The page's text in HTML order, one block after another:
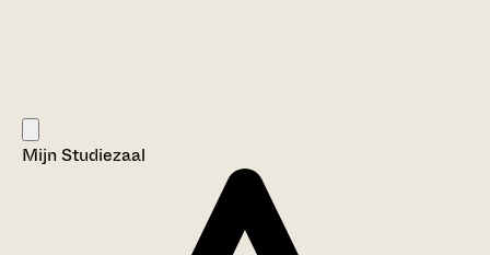
Titel inventaris:
Registers van eigendomsovergang van Goudswaard
Eigendom, bezit en belastingen
Mijn Studiezaal